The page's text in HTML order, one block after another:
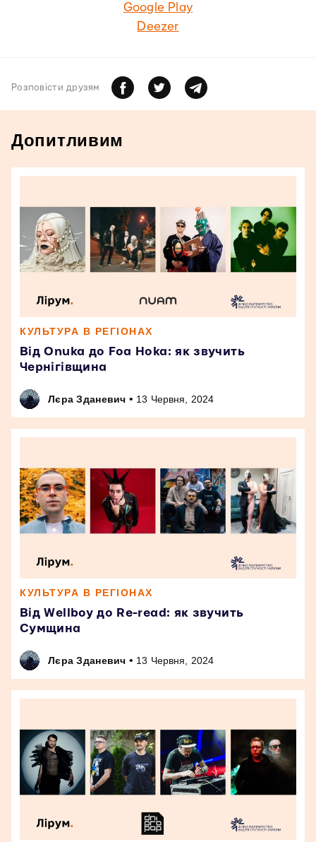
Google Play
Deezer
Розповiсти друзям
Допитливим
КУЛЬТУРА В РЕГІОНАХ
Від Onuka до Foa Hoka: як звучить
Чернігівщина
Лєра Зданевич • 13 Червня, 2024
КУЛЬТУРА В РЕГІОНАХ
Від Wellboy до Re-read: як звучить
Сумщина
Лєра Зданевич • 13 Червня, 2024